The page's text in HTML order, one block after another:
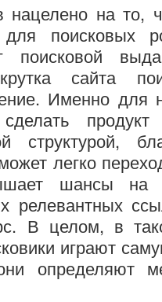
нацелено на то,
поисковых
поисковой
сайта
Именно для
структурой,
легко
шансы на
релевантных
В целом, в
играют
определяют